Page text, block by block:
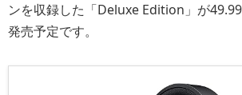
ンを収録した「Deluxe Edition」が
発売予定です。